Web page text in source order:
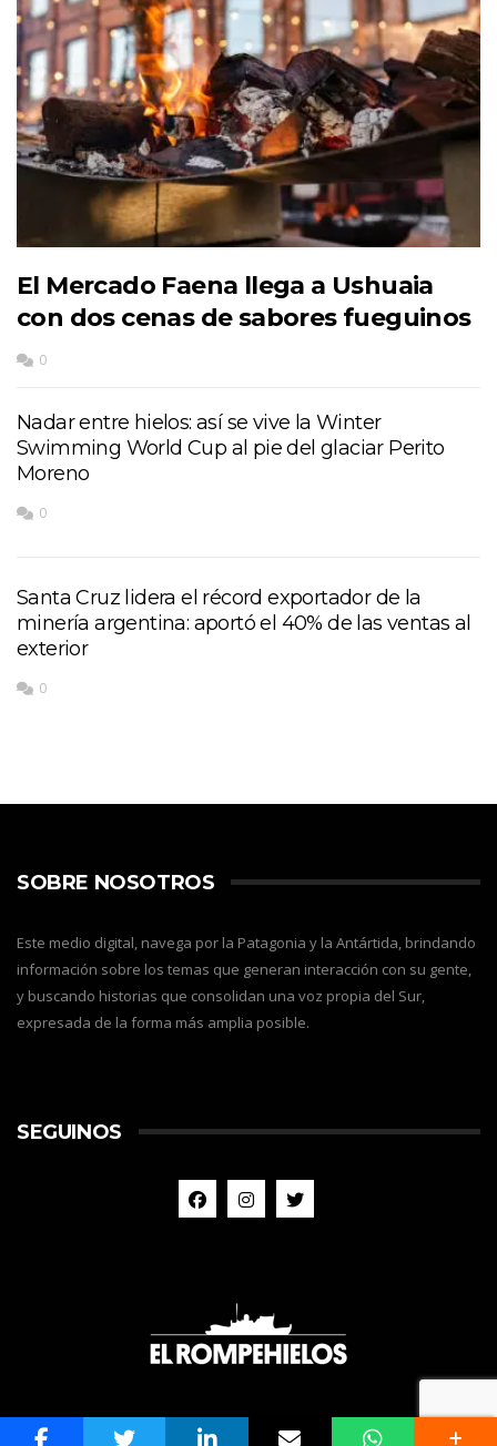
El Mercado Faena llega a Ushuaia
con dos cenas de sabores fueguinos
0
Nadar entre hielos: así se vive la Winter
Swimming World Cup al pie del glaciar Perito
Moreno
0
Santa Cruz lidera el récord exportador de la
minería argentina: aportó el 40% de las ventas al
exterior
0
SOBRE NOSOTROS
Este medio digital, navega por la Patagonia y la Antártida, brindando
información sobre los temas que generan interacción con su gente,
y buscando historias que consolidan una voz propia del Sur,
expresada de la forma más amplia posible.
SEGUINOS